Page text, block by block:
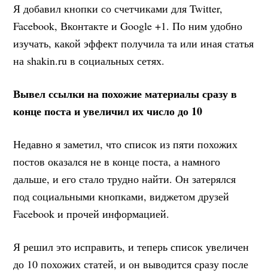
Я добавил кнопки со счетчиками для Twitter,
Facebook, Вконтакте и Google +1. По ним удобно
изучать, какой эффект получила та или иная статья
на shakin.ru в социальных сетях.
Вывел ссылки на похожие материалы сразу в
конце поста и увеличил их число до 10
Недавно я заметил, что список из пяти похожих
постов оказался не в конце поста, а намного
дальше, и его стало трудно найти. Он затерялся
под социальными кнопками, виджетом друзей
Facebook и прочей информацией.
Я решил это исправить, и теперь список увеличен
до 10 похожих статей, и он выводится сразу после